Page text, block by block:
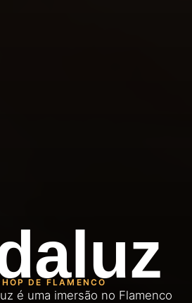
DE FLAMENCO
é uma imersão no Flamenco